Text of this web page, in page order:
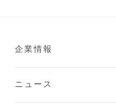
企業情報
ニュース